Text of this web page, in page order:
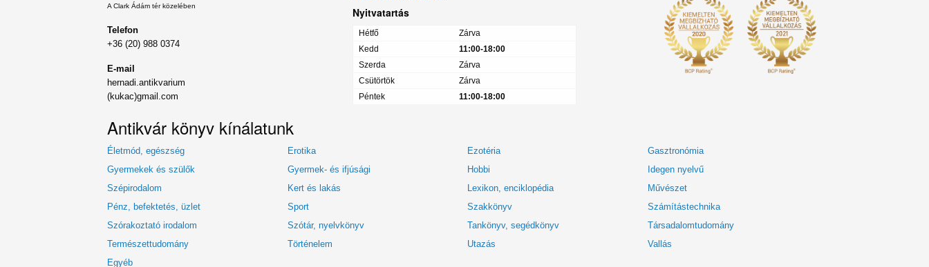
A Clark Ádám tér közelében
Telefon
+36 (20) 988 0374
E-mail
hernadi.antikvarium
(kukac)gmail.com
Nyitvatartás
Hétfő
Zárva
Kedd
11:00-18:00
Szerda
Zárva
Csütörtök
Zárva
Péntek
11:00-18:00
Antikvár könyv kínálatunk
Életmód, egészség Erotika Ezotéria
Gasztronómia
Gyermekek és szülők
Gyermek- és ifjúsági Hobbi
Idegen nyelvű
Szépirodalom
Kert és lakás Lexikon, enciklopédia
Művészet
Pénz, befektetés, üzlet
Sport Szakkönyv
Számítástechnika
Szórakoztató irodalom
Szótár, nyelvkönyv Tankönyv, segédkönyv
Társadalomtudomány
Természettudomány
Történelem Utazás
Vallás
Egyéb